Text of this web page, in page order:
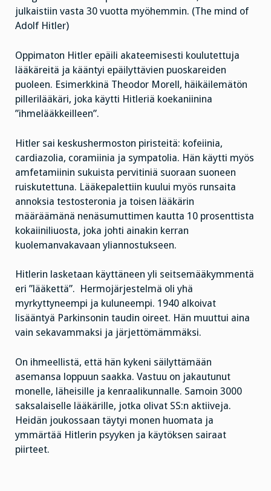
julkaistiin vasta 30 vuotta myöhemmin. (The mind of
Adolf Hitler)
Oppimaton Hitler epäili akateemisesti koulutettuja
lääkäreitä ja kääntyi epäilyttävien puoskareiden
puoleen. Esimerkkinä Theodor Morell, häikäilemätön
pillerilääkäri, joka käytti Hitleriä koekaniinina
”ihmelääkkeilleen”.
Hitler sai keskushermoston piristeitä: kofeiinia,
cardiazolia, coramiinia ja sympatolia. Hän käytti myös
amfetamiinin sukuista pervitiniä suoraan suoneen
ruiskutettuna. Lääkepalettiin kuului myös runsaita
annoksia testosteronia ja toisen lääkärin
määräämänä nenäsumuttimen kautta 10 prosenttista
kokaiiniliuosta, joka johti ainakin kerran
kuolemanvakavaan yliannostukseen.
Hitlerin lasketaan käyttäneen yli seitsemääkymmentä
eri ”lääkettä”. Hermojärjestelmä oli yhä
myrkyttyneempi ja kuluneempi. 1940 alkoivat
lisääntyä Parkinsonin taudin oireet. Hän muuttui aina
vain sekavammaksi ja järjettömämmäksi.
On ihmeellistä, että hän kykeni säilyttämään
asemansa loppuun saakka. Vastuu on jakautunut
monelle, läheisille ja kenraalikunnalle. Samoin 3000
saksalaiselle lääkärille, jotka olivat SS:n aktiiveja.
Heidän joukossaan täytyi monen huomata ja
ymmärtää Hitlerin psyyken ja käytöksen sairaat
piirteet.